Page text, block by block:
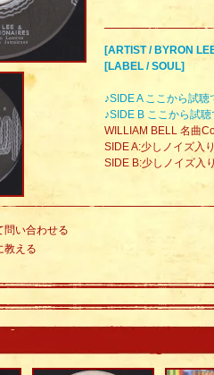
[ARTIST / BYRON
[LABEL / SOUL]
♪SIDE A ここから試聴
♪SIDE B ここから試
WILLIAM BELL 名曲
SIDE A:少しノイズ入
SIDE B:少しノイズ入
問い合わせる
教える